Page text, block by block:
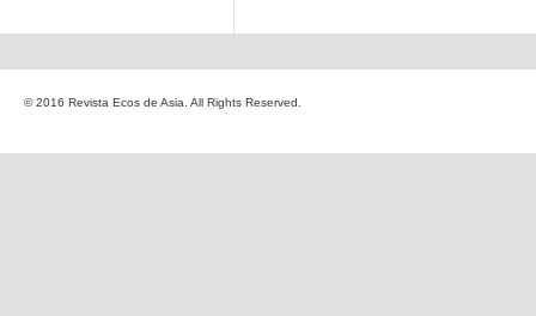
© 2016 Revista Ecos de Asia. All Rights Reserved.